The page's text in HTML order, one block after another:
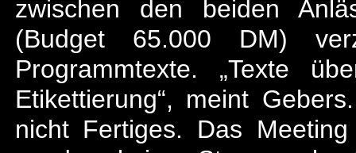
zwischen den beiden
(Budget 65.000 DM)
Programmtexte. „Texte
Etikettierung“, meint
nicht Fertiges. Das